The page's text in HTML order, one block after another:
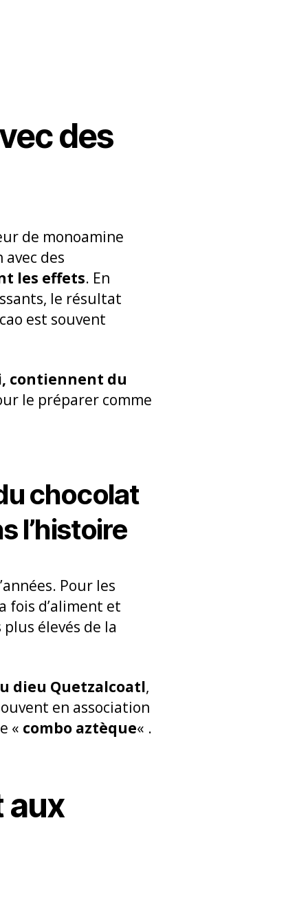
des
de monoamine
avec des
les effets. En
le résultat
est souvent
contiennent du
le préparer comme
chocolat
l’histoire
Pour les
fois d’aliment et
élevés de la
dieu Quetzalcoatl,
en association
« combo aztèque« .
aux